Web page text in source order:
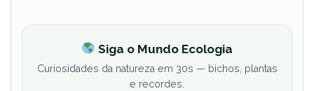
Siga o Mundo Ecologia
Curiosidades da natureza em 30s — bichos, plantas
e recordes.